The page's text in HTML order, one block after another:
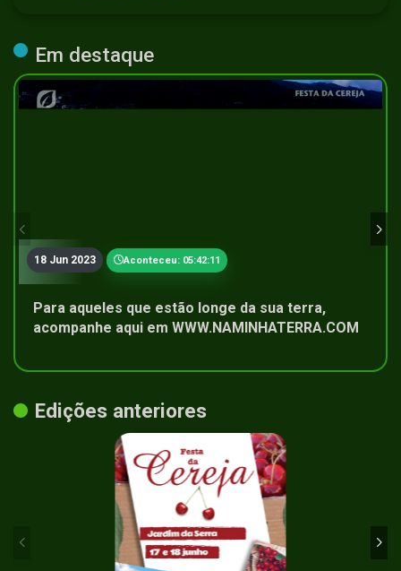
Em destaque
18 Jun 2023 Aconteceu: 05:42:11
Para aqueles que estão longe da sua terra,
acompanhe aqui em WWW.NAMINHATERRA.COM
Edições anteriores